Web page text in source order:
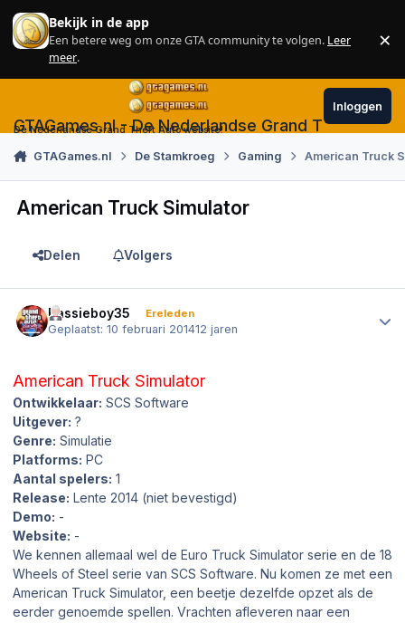
Skip to content
Bekijk in de app
Een betere weg om onze GTA community te volgen. Leer
meer.
×
GTAGames.nl - De Nederlandse Grand Theft Auto
De Nederlandse Grand Theft Auto website!
Inloggen
GTAGames.nl De Stamkroeg Gaming American Truck
American Truck Simulator
Delen Volgers
Bassieboy35 Ereleden
Geplaatst:10 februari 201412 jaren
American Truck Simulator
Ontwikkelaar: SCS Software
Uitgever: ?
Genre: Simulatie
Platforms: PC
Aantal spelers: 1
Release: Lente 2014 (niet bevestigd)
Demo: -
Website: -
We kennen allemaal wel de Euro Truck Simulator serie en de 18
Wheels of Steel serie van SCS Software. Nu komen ze met een
American Truck Simulator, een beetje dezelfde opzet als de
eerder genoemde spellen. Vrachten afleveren naar een